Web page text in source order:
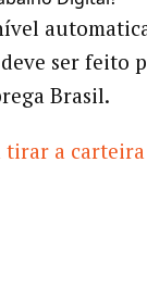
deve ser feito
Brasil.
tirar a